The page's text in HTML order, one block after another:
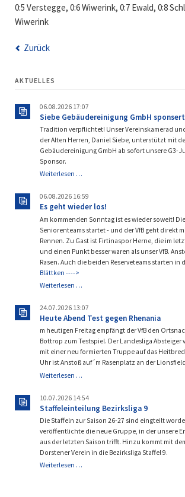
0:5 Verstegge, 0:6 Wiwerink, 0:7 Ewald, 0:8
Wiwerink
Zurück
AKTUELLES
06.08.2026 17:07
Siebe Gebäudereinigung GmbH
Tradition verpflichtet! Unser Vereinskamerad
der Alten Herren, Daniel Siebe, unterstützt mit
Gebäudereinigung GmbH ab sofort unsere G3-
Sponsor.
Weiterlesen …Siebe
GmbH
sponsert
unsere
G3!
06.08.2026 16:59
Es geht wieder los!
Am kommenden Sonntag ist es wieder soweit!
Seniorenteams startet - und der VfB geht direkt
Rennen. Zu Gast ist Firtinaspor Herne, die im
und einen Punkt besser waren als unser VfB.
Rasen. Auch die beiden Reserveteams starten in
Blättken ---->
Weiterlesen …Es
wieder
los!
24.07.2026 13:07
Heute Abend Test gegen Rhenania
m heutigen Freitag empfängt der VfB den
Bottrop zum Testspiel. Der Landesliga
mit einer neu formierten Truppe auf das
Uhr ist Anstoß auf´m Rasenplatz an der
Weiterlesen …
Test
gegen
Rhenania
10.07.2026 14:54
Staffeleinteilung Bezirksliga 9
Die Staffeln zur Saison 26-27 sind eingteilt
veröffentlichte die neue Gruppe, in der unsere
aus der letzten Saison trifft. Hinzu kommt mit
Dorstener Verein in die Bezirksliga Staffel 9.
Weiterlesen …Staffeleinteilung